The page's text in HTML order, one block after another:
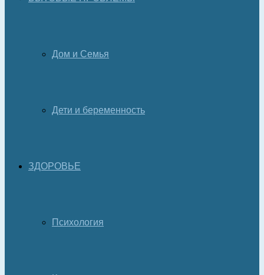
Дом и Семья
Дети и беременность
ЗДОРОВЬЕ
Психология